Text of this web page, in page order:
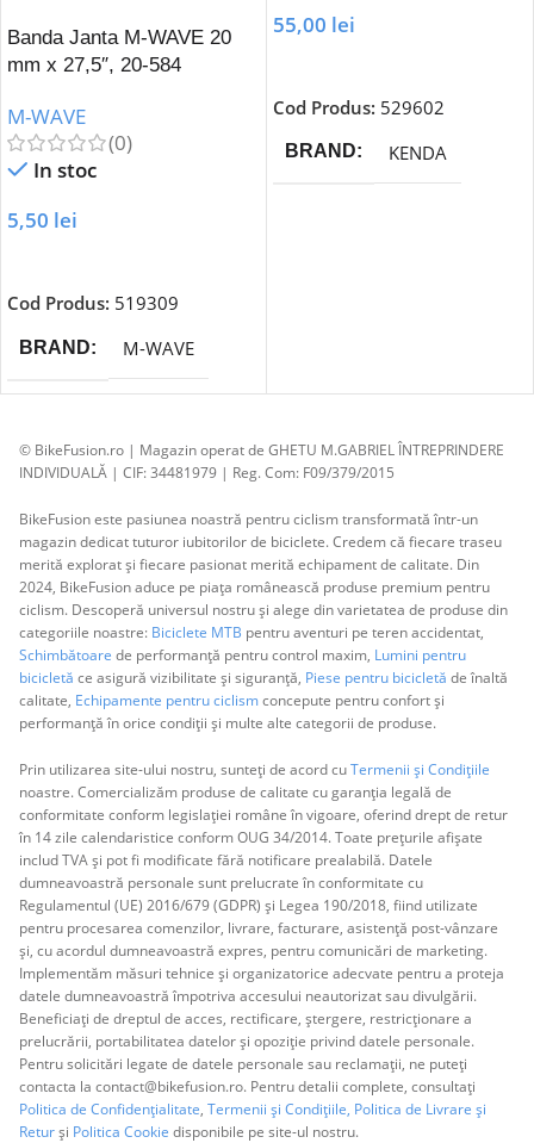
Banda Janta M-WAVE 20
mm x 27,5″, 20-584
M-WAVE
(0)
In stoc
5,50 lei
Cod Produs: 519309
BRAND M-WAVE
55,00 lei
Cod Produs: 529602
BRAND KENDA
© BikeFusion.ro | Magazin operat de GHETU M.GABRIEL ÎNTREPRINDERE
INDIVIDUALĂ | CIF: 34481979 | Reg. Com: F09/379/2015
BikeFusion este pasiunea noastră pentru ciclism transformată într-un
magazin dedicat tuturor iubitorilor de biciclete. Credem că fiecare traseu
merită explorat și fiecare pasionat merită echipament de calitate. Din
2024, BikeFusion aduce pe piața românească produse premium pentru
ciclism. Descoperă universul nostru și alege din varietatea de produse din
categoriile noastre: Biciclete MTB pentru aventuri pe teren accidentat,
Schimbătoare de performanță pentru control maxim, Lumini pentru
bicicletă ce asigură vizibilitate și siguranță, Piese pentru bicicletă de înaltă
calitate, Echipamente pentru ciclismconcepute pentru confort și
performanță în orice condiții și multe alte categorii de produse.
Prin utilizarea site-ului nostru, sunteți de acord cuTermenii și Condițiile
noastre. Comercializăm produse de calitate cu garanția legală de
conformitate conform legislației române în vigoare, oferind drept de retur
în 14 zile calendaristice conform OUG 34/2014. Toate prețurile afișate
includ TVA și pot fi modificate fără notificare prealabilă. Datele
dumneavoastră personale sunt prelucrate în conformitate cu
Regulamentul (UE) 2016/679 (GDPR) și Legea 190/2018, fiind utilizate
pentru procesarea comenzilor, livrare, facturare, asistență post-vânzare
și, cu acordul dumneavoastră expres, pentru comunicări de marketing.
Implementăm măsuri tehnice și organizatorice adecvate pentru a proteja
datele dumneavoastră împotriva accesului neautorizat sau divulgării.
Beneficiați de dreptul de acces, rectificare, ștergere, restricționare a
prelucrării, portabilitatea datelor și opoziție privind datele personale.
Pentru solicitări legate de datele personale sau reclamații, ne puteți
contacta la contact@bikefusion.ro. Pentru detalii complete, consultați
Politica de Confidențialitate, Termenii și Condițiile, Politica de Livrare și
Returși Politica Cookie disponibile pe site-ul nostru.